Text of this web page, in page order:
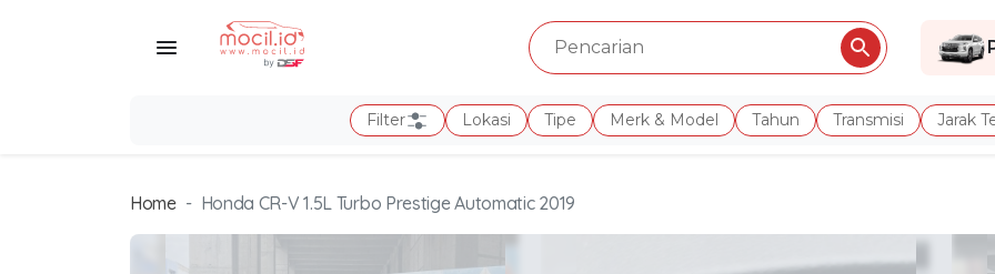
Filter Lokasi Tipe Merk & Model Tahun Transmisi Jarak
Home Honda CR-V 1.5L Turbo Prestige Automatic 2019